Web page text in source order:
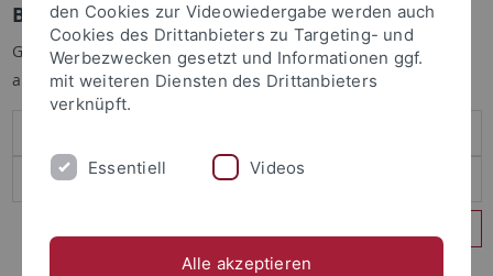
Benutzeranmeldung
Geben Sie Ihren Benutzernamen und Ihr Passwort an um sich
anzumelden:
den Cookies zur Videowiedergabe werden auch
Cookies des Drittanbieters zu Targeting- und
Werbezwecken gesetzt und Informationen ggf.
mit weiteren Diensten des Drittanbieters
verknüpft.
Essentiell Videos
Alle akzeptieren